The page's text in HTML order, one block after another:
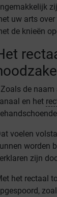
uw arts
de knieën
Zoals de naam
en het
voelen
worden
zijn
het rectaal